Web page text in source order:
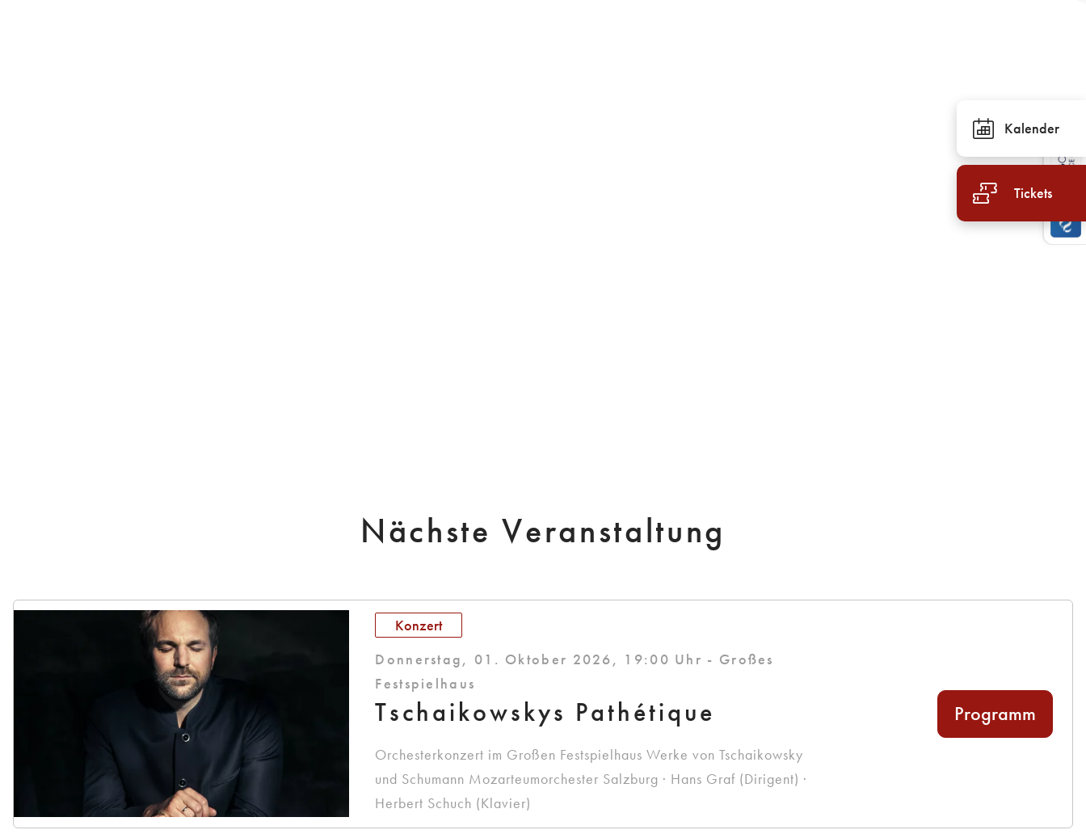
Nächste Veranstaltung
Konzert
Donnerstag, 01. Oktober 2026, 19:00 Uhr - Großes
Festspielhaus
Tschaikowskys Pathétique
Orchesterkonzert im Großen Festspielhaus Werke von Tschaikowsky
und Schumann Mozarteumorchester Salzburg · Hans Graf (Dirigent) ·
Herbert Schuch (Klavier)
Programm
Kalender
Tickets